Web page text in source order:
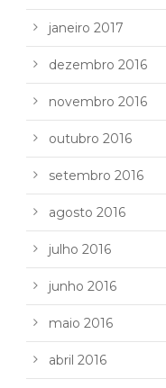
janeiro 2017
dezembro 2016
novembro 2016
outubro 2016
setembro 2016
agosto 2016
julho 2016
junho 2016
maio 2016
abril 2016